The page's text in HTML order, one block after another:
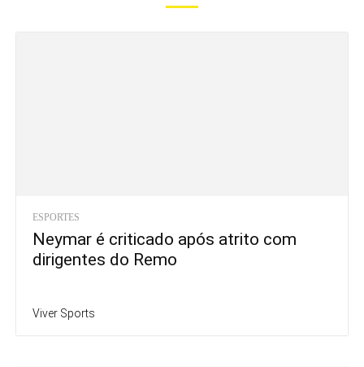
ESPORTES
Neymar é criticado após atrito com
dirigentes do Remo
Viver Sports